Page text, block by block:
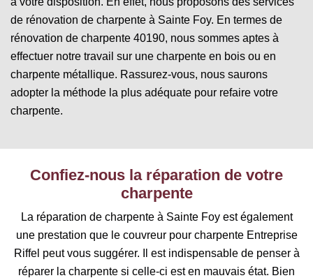
de rénovation de charpente à Sainte Foy. En termes de
rénovation de charpente 40190, nous sommes aptes à
effectuer notre travail sur une charpente en bois ou en
charpente métallique. Rassurez-vous, nous saurons
adopter la méthode la plus adéquate pour refaire votre
charpente.
Confiez-nous la réparation de votre
charpente
La réparation de charpente à Sainte Foy est également
une prestation que le couvreur pour charpente Entreprise
Riffel peut vous suggérer. Il est indispensable de penser à
réparer la charpente si celle-ci est en mauvais état. Bien